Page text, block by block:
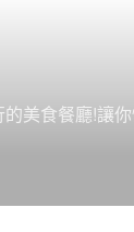
美食餐廳!讓